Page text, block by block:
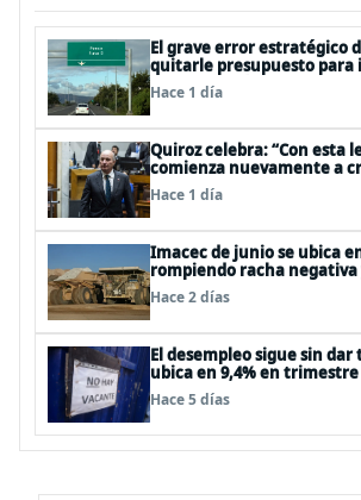
El grave error estratégico
quitarle presupuesto
vial del Biobío
Hace 1 día
Quiroz celebra: “Con esta
comienza nuevamente a
Hace 1 día
Imacec de junio se ubica
rompiendo racha negativa
expectativas
Hace 2 días
El desempleo sigue sin dar
ubica en 9,4% en
Hace 5 días